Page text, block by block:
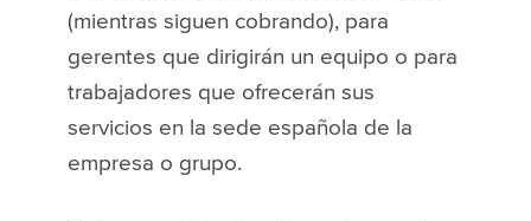
(mientras siguen cobrando), para
gerentes que dirigirán un equipo o para
trabajadores que ofrecerán sus
servicios en la sede española de la
empresa o grupo.